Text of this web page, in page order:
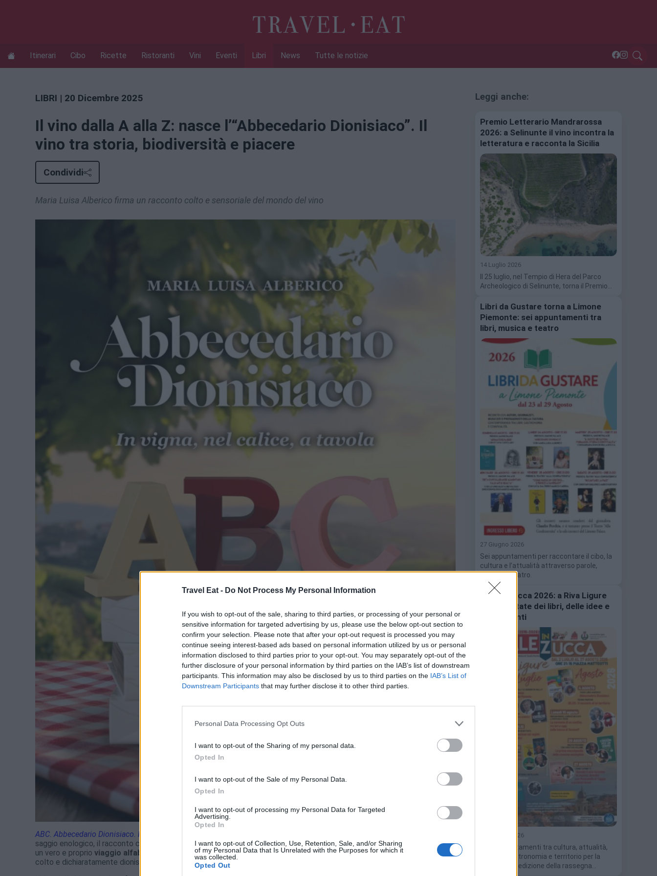
Travel Eat - Do Not Process My Personal Information
If you wish to opt-out of the sale, sharing to third parties, or processing of your personal or
sensitive information for targeted advertising by us, please use the below opt-out section to
confirm your selection. Please note that after your opt-out request is processed you may
continue seeing interest-based ads based on personal information utilized by us or personal
information disclosed to third parties prior to your opt-out. You may separately opt-out of the
further disclosure of your personal information by third parties on the IAB’s list of downstream
participants. This information may also be disclosed by us to third parties on the IAB’s List of
Downstream Participants that may further disclose it to other third parties.
Personal Data Processing Opt Outs
I want to opt-out of the Sharing of my personal data.
Opted In
I want to opt-out of the Sale of my Personal Data.
Opted In
I want to opt-out of processing my Personal Data for Targeted
Advertising.
Opted In
I want to opt-out of Collection, Use, Retention, Sale, and/or Sharing
of my Personal Data that Is Unrelated with the Purposes for which it
was collected.
Opted Out
Itinerari Cibo Ricette Ristoranti Vini Eventi Libri News Tutte le notizie
LIBRI | 20 Dicembre 2025
Il vino dalla A alla Z: nasce l’“Abbecedario Dionisiaco”. Il
vino tra storia, biodiversità e piacere
Condividi
Maria Luisa Alberico firma un racconto colto e sensoriale del mondo del vino
ABC. Abbecedario Dionisiaco. In vigna, nel calice,
saggio enologico, il racconto culturale e il divertissement letterario. Non si tratta di un semplice manuale sul vino, bensì di
un vero e proprio viaggio alfabetico nella civiltà vitivinicola, italiana e non solo, condotto con uno stile riconoscibile,
colto e dichiaratamente dionisiaco
Leggi anche:
Premio Letterario Mandrarossa
2026: a Selinunte il vino incontra la
letteratura e racconta la Sicilia
14 Luglio 2026
Il 25 luglio, nel Tempio di Hera del Parco
Archeologico di Selinunte, torna il Premio…
Libri da Gustare torna a Limone
Piemonte: sei appuntamenti tra
libri, musica e teatro
27 Giugno 2026
Sei appuntamenti per raccontare il cibo, la
cultura e l’attualità attraverso parole,
musica e teatro.
Sale in Zucca 2026: a Riva Ligure
torna l’estate dei libri, delle idee e
dei racconti
24 Giugno 2026
Otto appuntamenti tra cultura, attualità,
musica, gastronomia e territorio per la
dodicesima edizione della rassegna…